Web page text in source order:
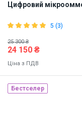
Цифровий
5 (3)
25 300 ₴
24 150 ₴
Ціна з ПДВ
Бестселер